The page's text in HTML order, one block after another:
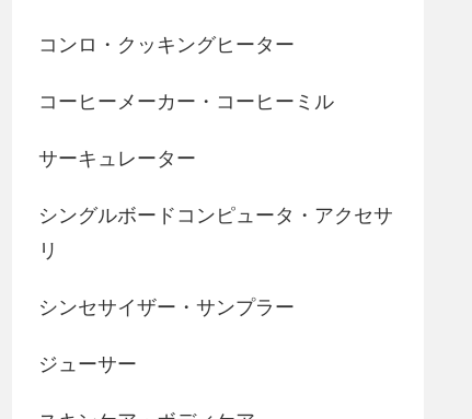
コンロ・クッキングヒーター
コーヒーメーカー・コーヒーミル
サーキュレーター
シングルボードコンピュータ・アクセサ
リ
シンセサイザー・サンプラー
ジューサー